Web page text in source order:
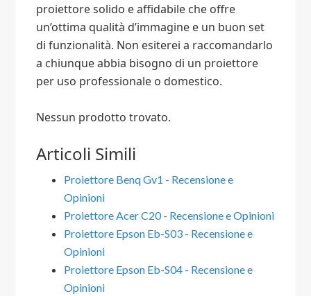
proiettore solido e affidabile che offre
un’ottima qualità d’immagine e un buon set
di funzionalità. Non esiterei a raccomandarlo
a chiunque abbia bisogno di un proiettore
per uso professionale o domestico.
Nessun prodotto trovato.
Articoli Simili
Proiettore Benq Gv1 - Recensione e
Opinioni
Proiettore Acer C20 - Recensione e Opinioni
Proiettore Epson Eb-S03 - Recensione e
Opinioni
Proiettore Epson Eb-S04 - Recensione e
Opinioni